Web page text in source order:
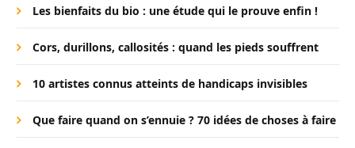
Les bienfaits du bio : une étude qui le prouve enfin !
Cors, durillons, callosités : quand les pieds souffrent
10 artistes connus atteints de handicaps invisibles
Que faire quand on s’ennuie ? 70 idées de choses à faire